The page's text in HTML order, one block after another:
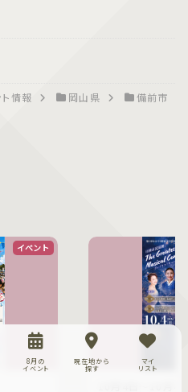
情報 岡山県 備前市
イベント
8月の
イベント
現在地から
探す
マイ
リスト